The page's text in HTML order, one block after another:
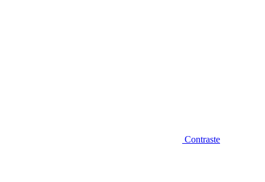
Contraste